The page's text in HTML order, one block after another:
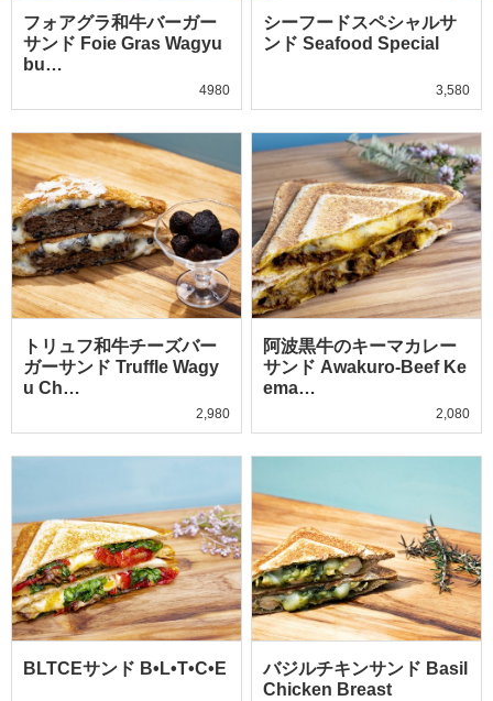
フォアグラ和牛バーガー
サンド Foie Gras Wagyu
bu…
4980
シーフードスペシャルサ
ンド Seafood Special
3,580
トリュフ和牛チーズバー
ガーサンド Truffle Wagy
u Ch…
2,980
阿波黒牛のキーマカレー
サンド Awakuro-Beef Ke
ema…
2,080
BLTCEサンド B•L•T•C•E
バジルチキンサンド Basil
Chicken Breast